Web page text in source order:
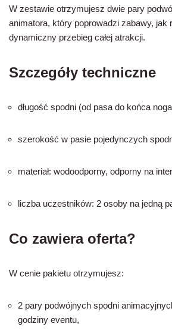
W zestawie otrzymujesz dwie pary
animatora, który poprowadzi zabawy, jak
dynamiczny przebieg całej atrakcji.
Szczegóły techniczne
długość spodni (od pasa do końca
szerokość w pasie pojedynczych
materiał: wodoodporny, odporny na
liczba uczestników: 2 osoby na jedną
Co zawiera oferta?
W cenie pakietu otrzymujesz:
2 pary podwójnych spodni
godziny eventu,